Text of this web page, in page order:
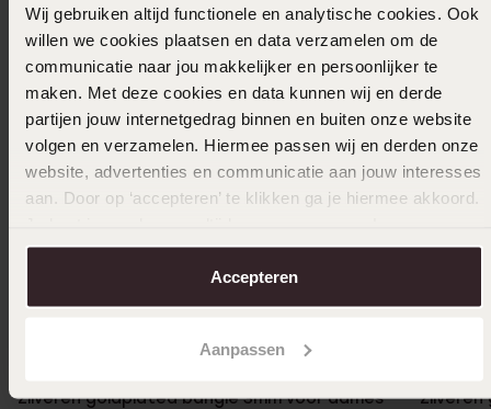
Wij gebruiken altijd functionele en analytische cookies. Ook
willen we cookies plaatsen en data verzamelen om de
communicatie naar jou makkelijker en persoonlijker te
maken. Met deze cookies en data kunnen wij en derde
partijen jouw internetgedrag binnen en buiten onze website
volgen en verzamelen. Hiermee passen wij en derden onze
website, advertenties en communicatie aan jouw interesses
aan. Door op ‘accepteren’ te klikken ga je hiermee akkoord.
over in onscookiebeleid.
Accepteren
Aanpassen
Zilveren goldplated bangle 3mm voor dames Zilveren